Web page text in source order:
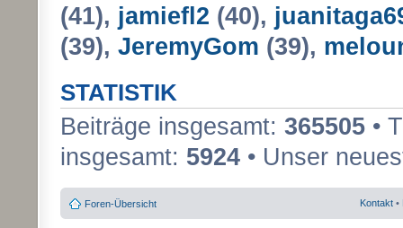
(41), jamiefl2 (40),
(39), JeremyGom (39),
STATISTIK
Beiträge insgesamt: 365505 •
insgesamt: 5924 • Unser
Foren-Übersicht Kontakt •